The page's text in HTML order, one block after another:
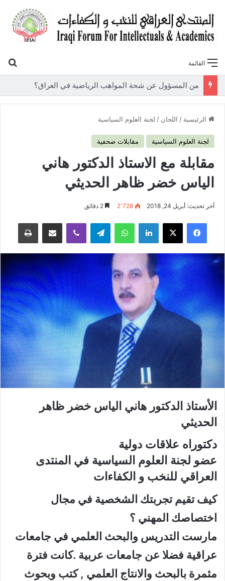
القائمة
الرئيسية / اللجان / لجنة العلوم السياسية
لجنة العلوم السياسية مقابلات صحفية
مقابلة مع الاستاذ الدكتور هاني
الياس خضر ظاهر الحديثي
آخر تحديث: أبريل 24, 2018 2٬728
فيسبوك لينكدإن واتساب
الأستاذ الدكتور هاني الياس خضر ظاهر
الحديثي
دكتوراه علاقات دولية
عضو لجنة العلوم السياسية في المنتدى
العراقي للنخب و الكفاءات
كيف تقيم تجربتك الشخصية في مجال
اختصاصك المهني ؟
مارست التدريس والبحث العلمي في جامعات
عراقية فضلا عن جامعات عربية .كانت فترة
مثمرة بالبحث والانتاج العلمي , كتب وبحوث